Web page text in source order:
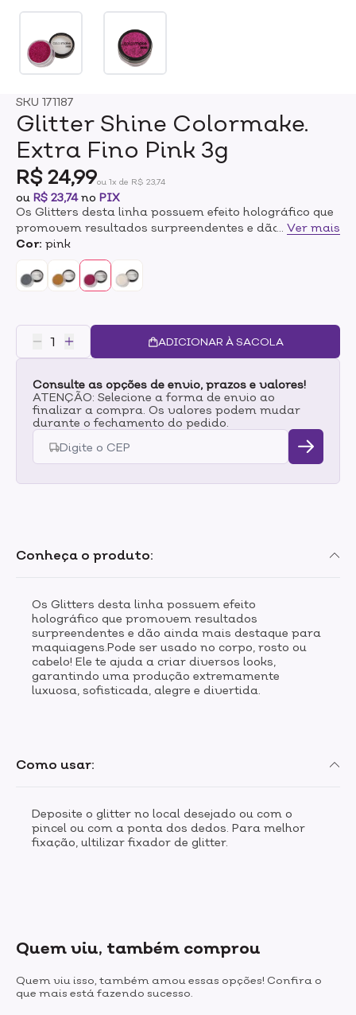
SKU 171187
Glitter Shine Colormake.
Extra Fino Pink 3g
R$ 24,99ou 1x de R$ 23,74
ou R$ 23,74no PIX
Os Glitters desta linha possuem efeito holográfico que
promovem resultados surpreendentes e dão ainda
mais destaque para maquiagens.Pode ser usado no
corpo, rosto ou cabelo! Ele te ajuda a criar diversos
looks, garantindo uma produção extremamente
luxuosa, sofisticada, alegre e divertida.
Ver mais
Cor: pink
ADICIONAR À SACOLA
Consulte as opções de envio, prazos e valores!
ATENÇÃO: Selecione a forma de envio ao
finalizar a compra. Os valores podem mudar
durante o fechamento do pedido.
Como usar:
Deposite o glitter no local desejado ou com o
pincel ou com a ponta dos dedos. Para melhor
fixação, ultilizar fixador de glitter.
Conheça o produto:
Os Glitters desta linha possuem efeito
holográfico que promovem resultados
surpreendentes e dão ainda mais destaque para
maquiagens.Pode ser usado no corpo, rosto ou
cabelo! Ele te ajuda a criar diversos looks,
garantindo uma produção extremamente
luxuosa, sofisticada, alegre e divertida.
Quem viu, também comprou
Quem viu isso, também amou essas opções! Confira o
que mais está fazendo sucesso.